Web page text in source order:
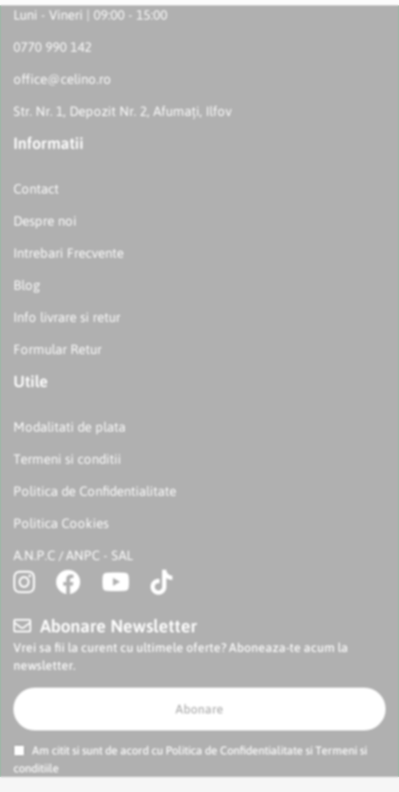
Luni - Vineri | 09:00 - 15:00
0770 990 142
office@celino.ro
Str. Nr. 1, Depozit Nr. 2, Afumați, Ilfov
Informatii
Contact
Despre noi
Intrebari Frecvente
Blog
Info livrare si retur
Formular Retur
Utile
Modalitati de plata
Termeni si conditii
Politica de Confidentialitate
Politica Cookies
A.N.P.C / ANPC - SAL
Abonare Newsletter
Vrei sa fii la curent cu ultimele oferte? Aboneaza-te acum la
newsletter.
Abonare
Am citit si sunt de acord cu Politica de Confidentialitate si
Termeni si
conditiile